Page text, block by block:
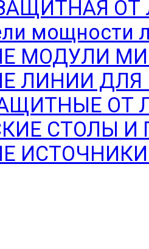
ОТ
мощности
МОДУЛИ
ЛИНИИ
ОТ
СТОЛЫ И
ИСТОЧНИКИ